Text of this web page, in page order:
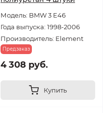
Модель: BMW 3 E46
Года выпуска: 1998-2006
Производитель: Element
Предзаказ
4 308 руб.
Купить